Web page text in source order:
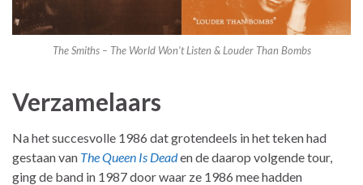
The Smiths – The World Won’t Listen & Louder Than Bombs
Verzamelaars
Na het succesvolle 1986 dat grotendeels in het teken had
gestaan van The Queen Is Deaden de daarop volgende tour,
ging de band in 1987 door waar ze 1986 mee hadden